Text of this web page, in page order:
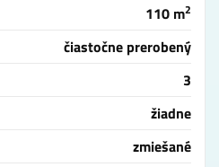
110 m2
čiastočne prerobený
3
žiadne
zmiešané